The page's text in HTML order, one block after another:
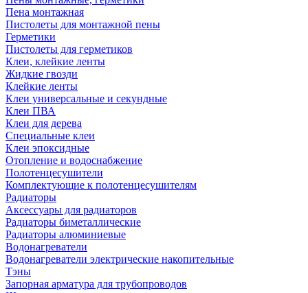
Пена монтажная
Пистолеты для монтажной пены
Герметики
Пистолеты для герметиков
Клеи, клейкие ленты
Жидкие гвозди
Клейкие ленты
Клеи универсальные и секундные
Клеи ПВА
Клеи для дерева
Специальные клеи
Клеи эпоксидные
Отопление и водоснабжение
Полотенцесушители
Комплектующие к полотенцесушителям
Радиаторы
Аксессуары для радиаторов
Радиаторы биметаллические
Радиаторы алюминиевые
Водонагреватели
Водонагреватели электрические накопительные
Тэны
Запорная арматура для трубопроводов